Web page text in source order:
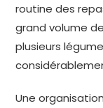
routine des
grand volume
plusieurs
Une